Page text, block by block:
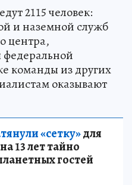
2115 человек:
и наземной служб
центра,
команды из других
оказывают
«сетку»для
13 лет тайно
гостей